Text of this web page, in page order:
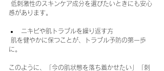
感があります。
ニキビや肌トラブルを繰り返す方
に。
このように、「今の肌状態を落ち着かせたい」「刺